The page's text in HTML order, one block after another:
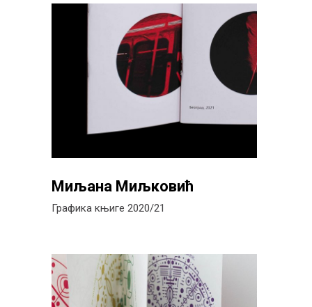
Миљана Миљковић
Графика књиге 2020/21